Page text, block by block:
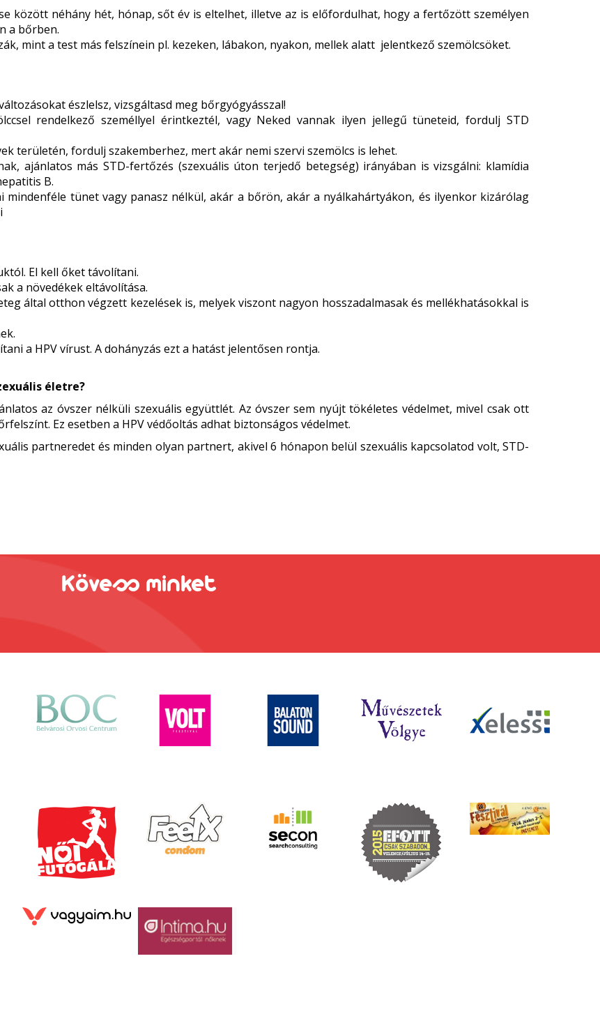
között néhány hét, hónap, sőt év is eltelhet, illetve az is előfordulhat, hogy a fertőzött személyen
a bőrben.
mint a test más felszínein pl. kezeken, lábakon, nyakon, mellek alatt jelentkező szemölcsöket.
észlelsz, vizsgáltasd meg bőrgyógyásszal!
rendelkező személlyel érintkeztél, vagy Neked vannak ilyen jellegű tüneteid, fordulj STD
területén, fordulj szakemberhez, mert akár nemi szervi szemölcs is lehet.
ajánlatos más STD-fertőzés (szexuális úton terjedő betegség) irányában is vizsgálni: klamídia
B.
mindenféle tünet vagy panasz nélkül, akár a bőrön, akár a nyálkahártyákon, és ilyenkor kizárólag
El kell őket távolítani.
a növedékek eltávolítása.
által otthon végzett kezelések is, melyek viszont nagyon hosszadalmasak és mellékhatásokkal is
a HPV vírust. A dohányzás ezt a hatást jelentősen rontja.
életre?
az óvszer nélküli szexuális együttlét. Az óvszer sem nyújt tökéletes védelmet, mivel csak ott
Ez esetben a HPV védőoltás adhat biztonságos védelmet.
partneredet és minden olyan partnert, akivel 6 hónapon belül szexuális kapcsolatod volt, STD-
Kövess minket